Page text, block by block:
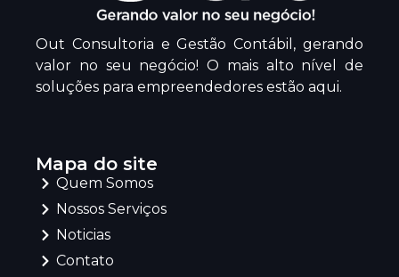
Out Consultoria e Gestão Contábil, gerando
valor no seu negócio! O mais alto nível de
soluções para empreendedores estão aqui.
Mapa do site
Quem Somos
Nossos Serviços
Noticias
Contato